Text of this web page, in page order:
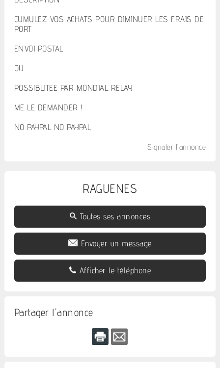
CUMULEZ VOS ACHATS POUR DIMINUER LES FRAIS DE
PORT
ENVOI POSTAL
OU
POSSIBLITEE PAR MONDIAL RELAY
ME LE DEMANDER !
NO PAYPAL NO PAYPAL
Signaler l'annonce
RAGUENES
Toutes ses annonces
Envoyer un message
Afficher le téléphone
Partager l'annonce